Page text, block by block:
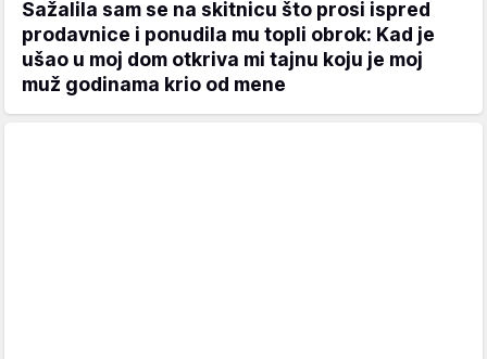
Sažalila sam se na skitnicu što prosi ispred
prodavnice i ponudila mu topli obrok: Kad je
ušao u moj dom otkriva mi tajnu koju je moj
muž godinama krio od mene